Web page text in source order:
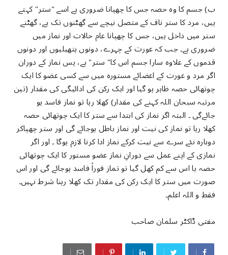
ب) جسم کا وہ حصہ جس کا چھپانا ضروری ہے اسے "ستر" کہتے
ہیں، مرد کا ستر ناف کے متصل نیچے سے گھٹنوں تک ہے، گھٹنے
ستر میں داخل ہیں، جس کا چھپانا عام حالات اور نماز میں
ضروری ہے۔ جب کہ عورت کے چہرے، دونوں ہتھیلیوں اور دونوں
قدموں کے علاوہ سارا جسم اس کا" ستر" ہے، پس نماز کے دوران
اگر مرد و عورت کے اعضائے مستورہ میں سے کسی عضو کا ایک
چوتھائی حصہ ظاہر ہو گیا اور ایک رکن کی ادائیگی کی مقدار (تین
مرتبہ سبحان اللہ کہنے کی مقدار) کھلا رہا تو نماز فاسد ہو
جائےگی ۔ البتہ اگر نماز کی ابتدا سے ستر کا ایک چوتھائی حصہ
کھلا رہا تو نماز کی نیت اور نماز باطل ہوجائے گی اور ستر چھپاکر
دوبارہ نئے سرے سے نیت کرکے نماز ادا کرنا لازم ہوگا ۔ اور اگر
نمازی کے اپنے عمل سے دورانِ نماز عضو مستور کا ایک چوتھائی
حصہ یا اس سے کم کھل گیا تو تماز فوراً فاسد ہوجائے گی اور اس
صورت میں ستر کا ایک رکن کی مقدار تک کھلا رہنا شرط نہیں۔
فقط و اللہ اعلم۔
مفتی ڈاکٹر سلمان صاحب